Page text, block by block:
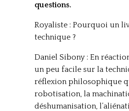
questions.
Royaliste : Pourquoi un
technique ?
Daniel Sibony : En
un peu facile sur la
réflexion philosophique
robotisation, la
déshumanisation,